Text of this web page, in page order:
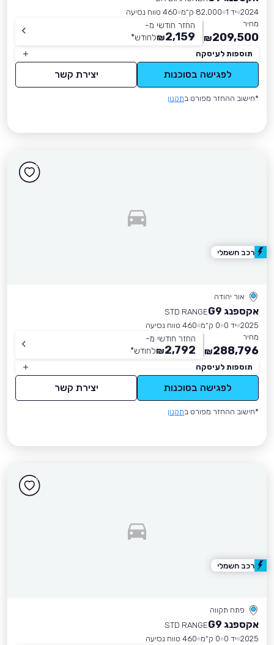
2024 יד 1 82,000 ק״מ
460 טווח נסיעה
מחיר
209,500
₪
החזר חודשי מ-
2,159
₪לחודש*
תוספות לעיסקה
לפגישה בסוכנות יצירת קשר
*חישוב ההחזר מפורט בתקנון
אור יהודה
אקספנג G9
STD RANGE
2025 יד 0 0 ק״מ
460 טווח נסיעה
מחיר
288,796
₪
החזר חודשי מ-
2,792
₪לחודש*
תוספות לעיסקה
לפגישה בסוכנות יצירת קשר
*חישוב ההחזר מפורט בתקנון
רכב חשמלי
פתח תקווה
אקספנג G9
STD RANGE
2025 יד 0 0 ק״מ
460 טווח נסיעה
רכב חשמלי